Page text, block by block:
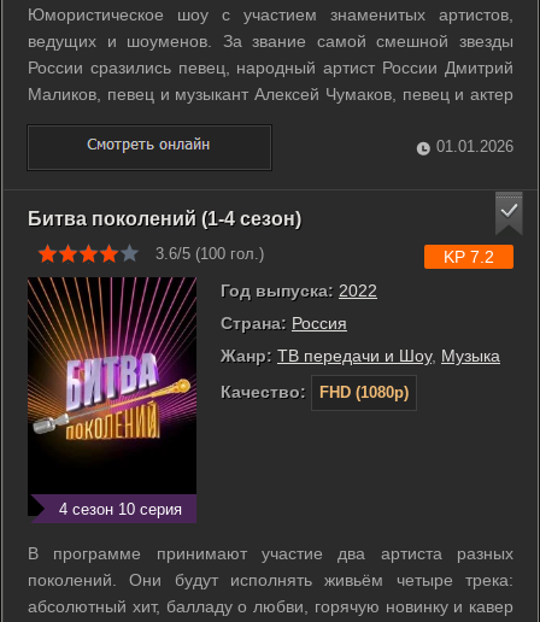
Юмористическое шоу с участием знаменитых артистов,
ведущих и шоуменов. За звание самой смешной звезды
России сразились певец, народный артист России Дмитрий
Маликов, певец и музыкант Алексей Чумаков, певец и актер
Александр Ревва, телеведущая Лера Кудрявцева, певец и
народный артист РФ Филипп Киркоров и другие звезды,
имена которых давно у всех на ...
01.01.2026
Битва поколений (1-4 сезон)
3.6/5 (100 гол.)
4 сезон 10 серия
Год выпуска: 2022
Страна: Россия
Жанр: ТВ передачи и Шоу, Музыка
Качество:
FHD (1080p)
KP 7.2
В программе принимают участие два артиста разных
поколений. Они будут исполнять живьём четыре трека:
абсолютный хит, балладу о любви, горячую новинку и кавер